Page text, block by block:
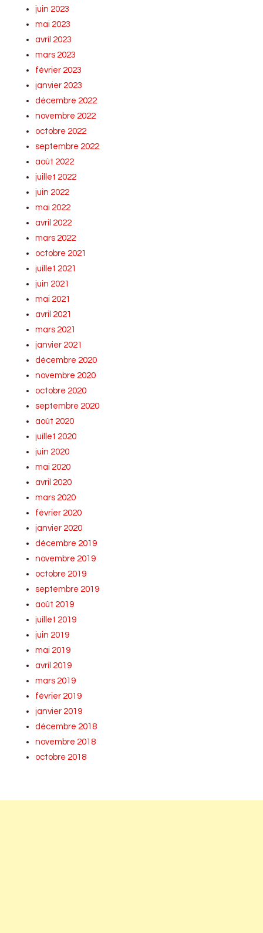
juin 2023
mai 2023
avril 2023
mars 2023
février 2023
janvier 2023
décembre 2022
novembre 2022
octobre 2022
septembre 2022
août 2022
juillet 2022
juin 2022
mai 2022
avril 2022
mars 2022
octobre 2021
juillet 2021
juin 2021
mai 2021
avril 2021
mars 2021
janvier 2021
décembre 2020
novembre 2020
octobre 2020
septembre 2020
août 2020
juillet 2020
juin 2020
mai 2020
avril 2020
mars 2020
février 2020
janvier 2020
décembre 2019
novembre 2019
octobre 2019
septembre 2019
août 2019
juillet 2019
juin 2019
mai 2019
avril 2019
mars 2019
février 2019
janvier 2019
décembre 2018
novembre 2018
octobre 2018